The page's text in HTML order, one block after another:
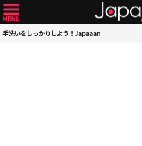
手洗いをしっかりしよう！Japaaan